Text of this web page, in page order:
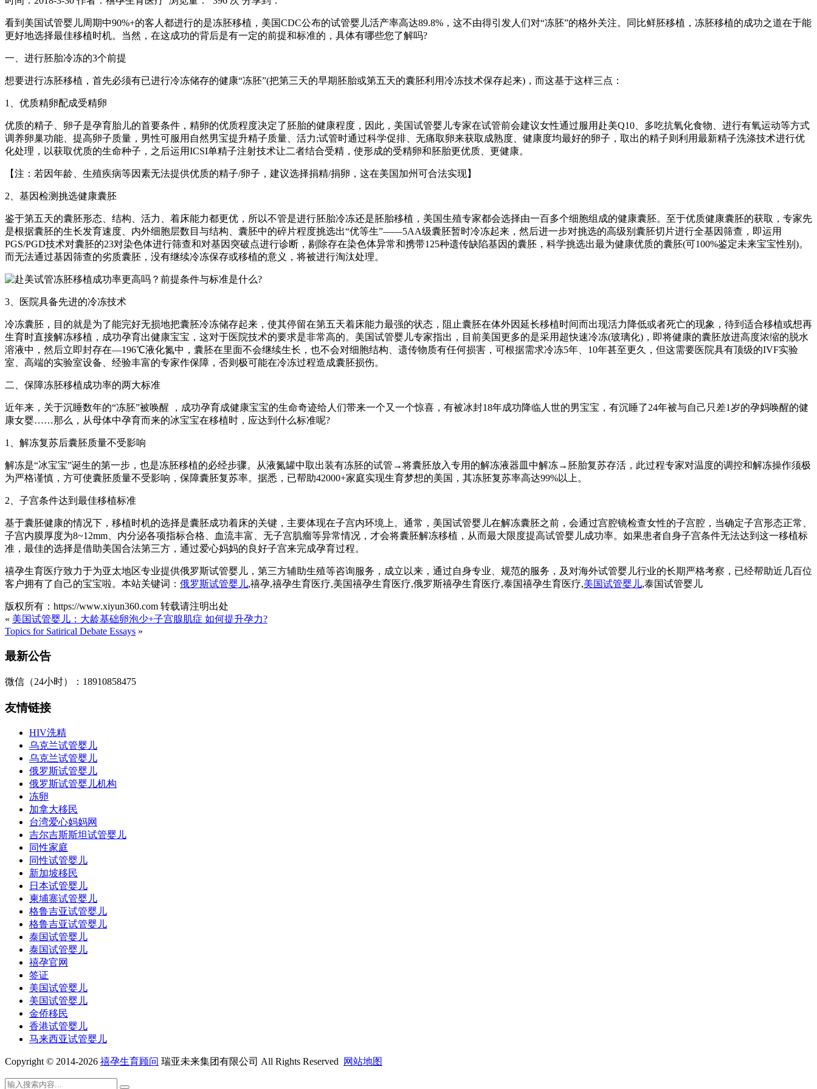
看到美国试管婴儿周期中90%+的客人都进行的是冻胚移植，美国CDC公布的试管婴儿活产率高达89.8%，这不由得引发人们对“冻胚”的格外关注。同比鲜胚移植，冻胚移植的成功之道在于能
更好地选择最佳移植时机。当然，在这成功的背后是有一定的前提和标准的，具体有哪些您了解吗?
一、进行胚胎冷冻的3个前提
想要进行冻胚移植，首先必须有已进行冷冻储存的健康“冻胚”(把第三天的早期胚胎或第五天的囊胚利用冷冻技术保存起来)，而这基于这样三点：
1、优质精卵配成受精卵
优质的精子、卵子是孕育胎儿的首要条件，精卵的优质程度决定了胚胎的健康程度，因此，美国试管婴儿专家在试管前会建议女性通过服用赴美Q10、多吃抗氧化食物、进行有氧运动等方式
调养卵巢功能、提高卵子质量，男性可服用自然男宝提升精子质量、活力;试管时通过科学促排、无痛取卵来获取成熟度、健康度均最好的卵子，取出的精子则利用最新精子洗涤技术进行优
化处理，以获取优质的生命种子，之后运用ICSI单精子注射技术让二者结合受精，使形成的受精卵和胚胎更优质、更健康。
【注：若因年龄、生殖疾病等因素无法提供优质的精子/卵子，建议选择捐精/捐卵，这在美国加州可合法实现】
2、基因检测挑选健康囊胚
鉴于第五天的囊胚形态、结构、活力、着床能力都更优，所以不管是进行胚胎冷冻还是胚胎移植，美国生殖专家都会选择由一百多个细胞组成的健康囊胚。至于优质健康囊胚的获取，专家先
是根据囊胚的生长发育速度、内外细胞层数目与结构、囊胚中的碎片程度挑选出“优等生”——5AA级囊胚暂时冷冻起来，然后进一步对挑选的高级别囊胚切片进行全基因筛查，即运用
PGS/PGD技术对囊胚的23对染色体进行筛查和对基因突破点进行诊断，剔除存在染色体异常和携带125种遗传缺陷基因的囊胚，科学挑选出最为健康优质的囊胚(可100%鉴定未来宝宝性别)。
而无法通过基因筛查的劣质囊胚，没有继续冷冻保存或移植的意义，将被进行淘汰处理。
3、医院具备先进的冷冻技术
冷冻囊胚，目的就是为了能完好无损地把囊胚冷冻储存起来，使其停留在第五天着床能力最强的状态，阻止囊胚在体外因延长移植时间而出现活力降低或者死亡的现象，待到适合移植或想再
生育时直接解冻移植，成功孕育出健康宝宝，这对于医院技术的要求是非常高的。美国试管婴儿专家指出，目前美国更多的是采用超快速冷冻(玻璃化)，即将健康的囊胚放进高度浓缩的脱水
溶液中，然后立即封存在—196℃液化氮中，囊胚在里面不会继续生长，也不会对细胞结构、遗传物质有任何损害，可根据需求冷冻5年、10年甚至更久，但这需要医院具有顶级的IVF实验
室、高端的实验室设备、经验丰富的专家作保障，否则极可能在冷冻过程造成囊胚损伤。
二、保障冻胚移植成功率的两大标准
近年来，关于沉睡数年的“冻胚”被唤醒 ，成功孕育成健康宝宝的生命奇迹给人们带来一个又一个惊喜，有被冰封18年成功降临人世的男宝宝，有沉睡了24年被与自己只差1岁的孕妈唤醒的健
康女婴……那么，从母体中孕育而来的冰宝宝在移植时，应达到什么标准呢?
1、解冻复苏后囊胚质量不受影响
解冻是“冰宝宝”诞生的第一步，也是冻胚移植的必经步骤。从液氮罐中取出装有冻胚的试管→将囊胚放入专用的解冻液器皿中解冻→胚胎复苏存活，此过程专家对温度的调控和解冻操作须极
为严格谨慎，方可使囊胚质量不受影响，保障囊胚复苏率。据悉，已帮助42000+家庭实现生育梦想的美国，其冻胚复苏率高达99%以上。
2、子宫条件达到最佳移植标准
基于囊胚健康的情况下，移植时机的选择是囊胚成功着床的关键，主要体现在子宫内环境上。通常，美国试管婴儿在解冻囊胚之前，会通过宫腔镜检查女性的子宫腔，当确定子宫形态正常、
子宫内膜厚度为8~12mm、内分泌各项指标合格、血流丰富、无子宫肌瘤等异常情况，才会将囊胚解冻移植，从而最大限度提高试管婴儿成功率。如果患者自身子宫条件无法达到这一移植标
准，最佳的选择是借助美国合法第三方，通过爱心妈妈的良好子宫来完成孕育过程。
禧孕生育医疗致力于为亚太地区专业提供俄罗斯试管婴儿，第三方辅助生殖等咨询服务，成立以来，通过自身专业、规范的服务，及对海外试管婴儿行业的长期严格考察，已经帮助近几百位
客户拥有了自己的宝宝啦。本站关键词： 俄罗斯试管婴儿,禧孕,禧孕生育医疗,美国禧孕生育医疗,俄罗斯禧孕生育医疗,泰国禧孕生育医疗,美国试管婴儿,泰国试管婴儿
版权所有：https://www.xiyun360.com 转载请注明出处
« 美国试管婴儿：大龄基础卵泡少+子宫腺肌症 如何提升孕力?
Topics for Satirical Debate Essays »
最新公告
微信（24小时）：18910858475
友情链接
HIV洗精
乌克兰试管婴儿
乌克兰试管婴儿
俄罗斯试管婴儿
俄罗斯试管婴儿机构
冻卵
加拿大移民
台湾爱心妈妈网
吉尔吉斯斯坦试管婴儿
同性家庭
同性试管婴儿
新加坡移民
日本试管婴儿
柬埔寨试管婴儿
格鲁吉亚试管婴儿
格鲁吉亚试管婴儿
泰国试管婴儿
泰国试管婴儿
禧孕官网
签证
美国试管婴儿
美国试管婴儿
金侨移民
香港试管婴儿
马来西亚试管婴儿
Copyright © 2014-2026 禧孕生育顾问 瑞亚未来集团有限公司 All Rights Reserved 网站地图